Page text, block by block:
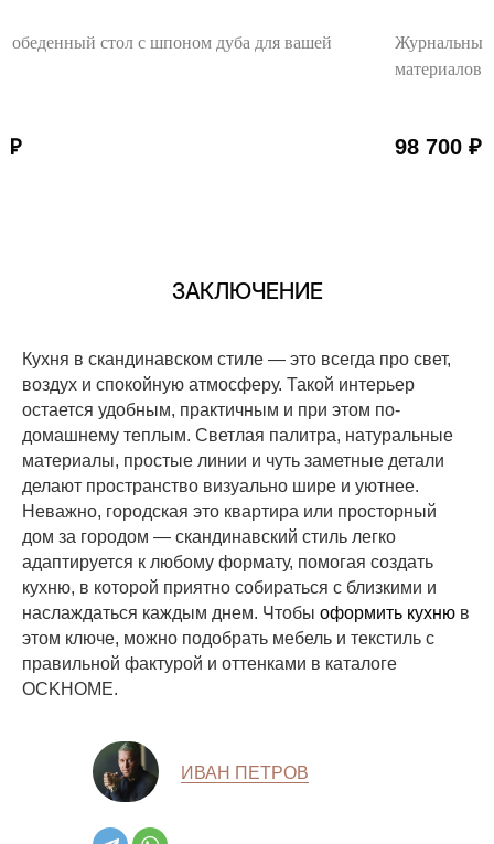
стол с шпоном дуба для вашей
₽
Журнальный
материалов
98 700 ₽
ЗАКЛЮЧЕНИЕ
Кухня в скандинавском стиле — это всегда про свет,
воздух и спокойную атмосферу. Такой интерьер
остается удобным, практичным и при этом по-
домашнему теплым. Светлая палитра, натуральные
материалы, простые линии и чуть заметные детали
делают пространство визуально шире и уютнее.
Неважно, городская это квартира или просторный
дом за городом — скандинавский стиль легко
адаптируется к любому формату, помогая создать
кухню, в которой приятно собираться с близкими и
наслаждаться каждым днем. Чтобы оформить кухню в
этом ключе, можно подобрать мебель и текстиль с
правильной фактурой и оттенками в каталоге
OCKHOME.
ИВАН ПЕТРОВ